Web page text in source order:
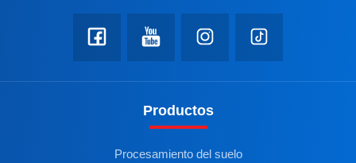
Productos
Procesamiento del suelo